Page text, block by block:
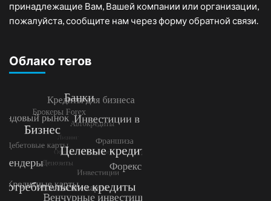
принадлежащие Вам, Вашей компании или организации,
пожалуйста, сообщите нам через форму обратной связи.
Облако тегов